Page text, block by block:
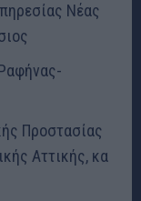
Νέας
Προστασίας
Αττικής, κα